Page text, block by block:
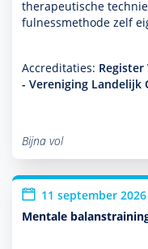
thera­peu­tische
fulnessmethode zelf
Accreditaties:
- Vereniging Landelijk
Bijna vol
11 september 2026
Mentale